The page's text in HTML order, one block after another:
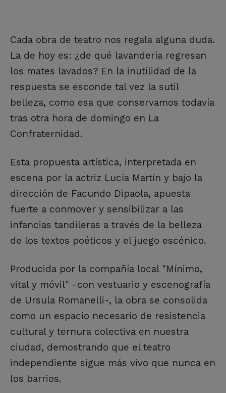
Cada obra de teatro nos regala alguna duda.
La de hoy es: ¿de qué lavandería regresan
los mates lavados? En la inutilidad de la
respuesta se esconde tal vez la sutil
belleza, como esa que conservamos todavía
tras otra hora de domingo en La
Confraternidad.
Esta propuesta artística, interpretada en
escena por la actriz Lucía Martín y bajo la
dirección de Facundo Dipaola, apuesta
fuerte a conmover y sensibilizar a las
infancias tandileras a través de la belleza
de los textos poéticos y el juego escénico.
Producida por la compañía local "Mínimo,
vital y móvil" -con vestuario y escenografía
de Ursula Romanelli-, la obra se consolida
como un espacio necesario de resistencia
cultural y ternura colectiva en nuestra
ciudad, demostrando que el teatro
independiente sigue más vivo que nunca en
los barrios.